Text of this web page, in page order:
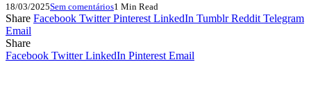
18/03/2025Sem comentários1 Min Read
Share Facebook Twitter Pinterest LinkedIn Tumblr Reddit Telegram
Email
Share
Facebook Twitter LinkedIn Pinterest Email